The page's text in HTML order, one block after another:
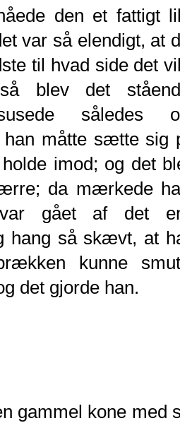
den et fattigt
var så elendigt, at
til hvad side det
blev det
således
måtte sætte sig
imod; og det
da mærkede
gået af det
hang så skævt, at
kunne
det gjorde han.
gammel kone med